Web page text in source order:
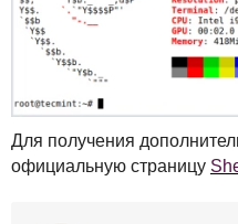
Для получения
официальную страницу